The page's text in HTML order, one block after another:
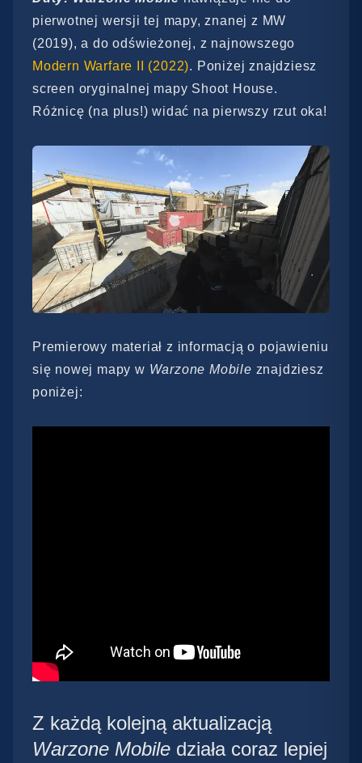
pierwotnej wersji tej mapy, znanej z MW
(2019), a do odświeżonej, z najnowszego
Modern Warfare II (2022). Poniżej znajdziesz
screen oryginalnej mapy Shoot House.
Różnicę (na plus!) widać na pierwszy rzut oka!
Premierowy materiał z informacją o pojawieniu
się nowej mapy w Warzone Mobile znajdziesz
poniżej:
Z każdą kolejną aktualizacją
Warzone Mobile działa coraz lepiej